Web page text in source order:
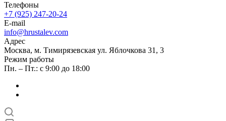
Телефоны
+7 (925) 247-20-24
E-mail
info@hrustalev.com
Адрес
Москва, м. Тимирязевская ул. Яблочкова 31, 3
Режим работы
Пн. – Пт.: с 9:00 до 18:00